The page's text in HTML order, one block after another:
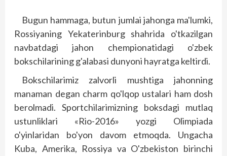
Bugun hammaga, butun jumlai jahonga ma'lumki,
Rossiyaning Yekaterinburg shahrida o'tkazilgan
navbatdagi jahon chempionatidagi o'zbek
bokschilarining g'alabasi dunyoni hayratga keltirdi.
Bokschilarimiz zalvorli mushtiga jahonning
manaman degan charm qo'lqop ustalari ham dosh
berolmadi. Sportchilarimizning boksdagi mutlaq
ustunliklari «Rio-2016» yozgi Olimpiada
o'yinlaridan bo'yon davom etmoqda. Ungacha
Kuba, Amerika, Rossiya va O'zbekiston birinchi